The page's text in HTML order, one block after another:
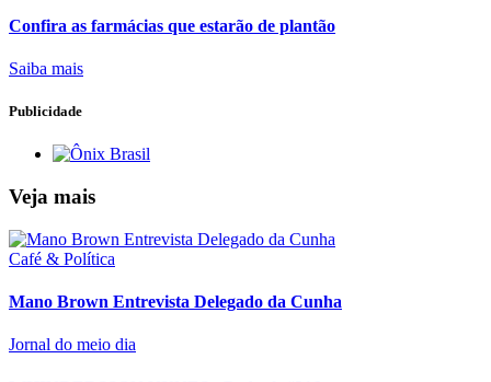
Confira as farmácias que estarão de plantão
Saiba mais
Publicidade
Veja mais
Café & Política
Mano Brown Entrevista Delegado da Cunha
Jornal do meio dia